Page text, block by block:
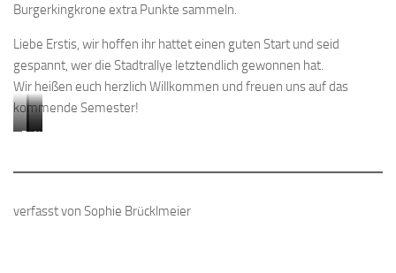
Burgerkingkrone extra Punkte sammeln.
Liebe Erstis, wir hoffen ihr hattet einen guten Start und seid
gespannt, wer die Stadtrallye letztendlich gewonnen hat.
Wir heißen euch herzlich Willkommen und freuen uns auf das
kommende Semester!
Banksy
Regensburg
Yoga-
auf
Jahn-
Wer
die
verfasst von Sophie Brücklmeier